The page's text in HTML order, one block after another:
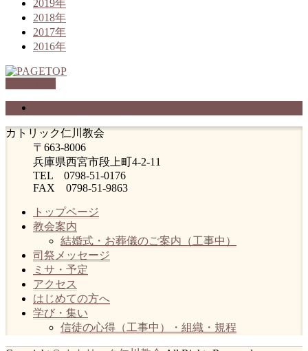
2019年
2018年
2017年
2016年
カトリック仁川教会
〒663-8006
兵庫県西宮市段上町4-2-11
TEL 0798-51-0176
FAX 0798-51-9863
トップページ
教会案内
結婚式・お葬儀のご案内（工事中）
司祭メッセージ
ミサ・予定
アクセス
はじめての方へ
学び・集い
信徒の心得（工事中）・組織・規程